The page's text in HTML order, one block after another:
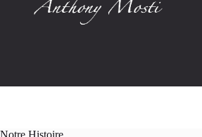
Notre Histoire